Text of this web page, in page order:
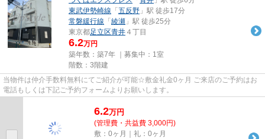
東武伊勢崎線 「 五反野 」駅 徒歩17分
常磐緩行線 「 綾瀬 」駅 徒歩25分
東京都足立区青井 ４丁目
6.2万円
築年数：築7年 ｜募集中： 1室
階数：3階建
当物件は仲介手数料無料にてご紹介が可能☆敷金礼金0ヶ月 ご来店のご予約はお
電話もしくは下記ご予約フォームよりお願いします。
6.2万円
(管理費・共益費 3,000円)
敷：0ヶ月｜礼：0ヶ月